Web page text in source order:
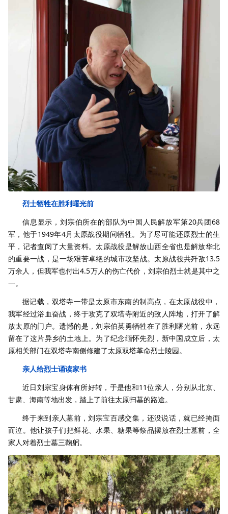
烈士牺牲在胜利曙光前
信息显示，刘宗伯所在的部队为中国人民解放军第20兵团68
军，他于1949年4月太原战役期间牺牲。为了尽可能还原烈士的生
平，记者查阅了大量资料。太原战役是解放山西全省也是解放华北
的重要一战，是一场艰苦卓绝的城市攻坚战。太原战役共歼敌13.5
万余人，但我军也付出4.5万人的伤亡代价，刘宗伯烈士就是其中之
一。
据记载，双塔寺一带是太原市东南的制高点，在太原战役中，
我军经过浴血奋战，终于攻克了双塔寺附近的敌人阵地，打开了解
放太原的门户。遗憾的是，刘宗伯英勇牺牲在了胜利曙光前，永远
留在了这片异乡的土地上。为了纪念缅怀先烈，新中国成立后，太
原相关部门在双塔寺南侧修建了太原双塔革命烈士陵园。
亲人给烈士诵读家书
近日刘宗宝身体有所好转，于是他和11位亲人，分别从北京、
甘肃、海南等地出发，踏上了前往太原扫墓的路途。
终于来到亲人墓前，刘宗宝百感交集，还没说话，就已经掩面
而泣。他让孩子们把鲜花、水果、糖果等祭品摆放在烈士墓前，全
家人对着烈士墓三鞠躬。